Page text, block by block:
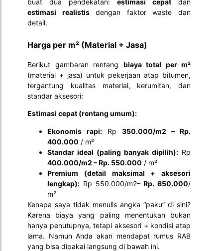
estimasi realistisdengan faktor waste dan
detail.
Harga per m² (Material + Jasa)
Berikut gambaran rentang biaya total per m²
(material + jasa) untuk pekerjaan atap bitumen,
tergantung kualitas material, kerumitan, dan
standar aksesori:
Estimasi cepat (rentang umum):
Ekonomis rapi: Rp 350.000/m2 – Rp.
400.000 / m²
Standar ideal (paling banyak dipilih): Rp
400.000/m2 – Rp. 550.000 / m²
Premium (detail maksimal + aksesori
lengkap): Rp 550.000/m2– Rp. 650.000/
m²
Kenapa saya tidak menulis angka “paku” di sini?
Karena biaya yang paling menentukan bukan
hanya penutupnya, tetapi aksesori + kondisi atap
lama. Namun Anda akan mendapat rumus RAB
yang bisa dipakai langsung di bawah ini.